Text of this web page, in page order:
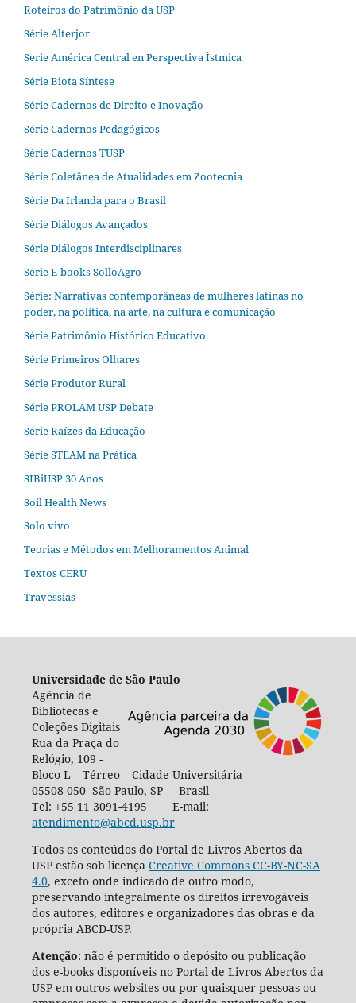
Roteiros do Patrimônio da USP
Série Alterjor
Serie América Central en Perspectiva Ístmica
Série Biota Síntese
Série Cadernos de Direito e Inovação
Série Cadernos Pedagógicos
Série Cadernos TUSP
Série Coletânea de Atualidades em Zootecnia
Série Da Irlanda para o Brasil
Série Diálogos Avançados
Série Diálogos Interdisciplinares
Série E-books SolloAgro
Série: Narrativas contemporâneas de mulheres latinas no
poder, na política, na arte, na cultura e comunicação
Série Patrimônio Histórico Educativo
Série Primeiros Olhares
Série Produtor Rural
Série PROLAM USP Debate
Série Raízes da Educação
Série STEAM na Prática
SIBiUSP 30 Anos
Soil Health News
Solo vivo
Teorias e Métodos em Melhoramentos Animal
Textos CERU
Travessias
Universidade de São Paulo
Agência de
Bibliotecas e
Coleções Digitais
Rua da Praça do
Relógio, 109 -
Bloco L – Térreo – Cidade Universitária
05508-050 São Paulo, SP Brasil
Tel: +55 11 3091-4195 E-mail:
atendimento@abcd.usp.br
Todos os conteúdos do Portal de Livros Abertos da
USP estão sob licença Creative Commons CC-BY-NC-SA
4.0, exceto onde indicado de outro modo,
preservando integralmente os direitos irrevogáveis
dos autores, editores e organizadores das obras e da
própria ABCD-USP.
Atenção: não é permitido o depósito ou publicação
dos e-books disponíveis no Portal de Livros Abertos da
USP em outros websites ou por quaisquer pessoas ou